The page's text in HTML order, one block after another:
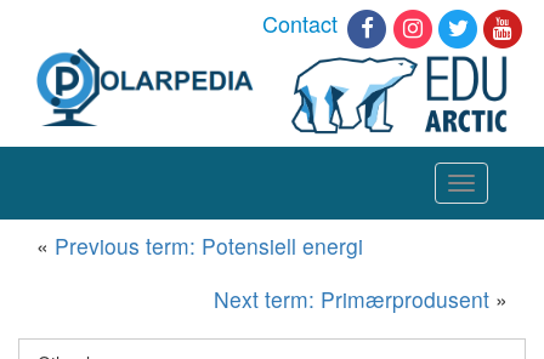
Contact
Toggle
navigation
« Previous term: Potensiell energi
Next term: Primærprodusent »